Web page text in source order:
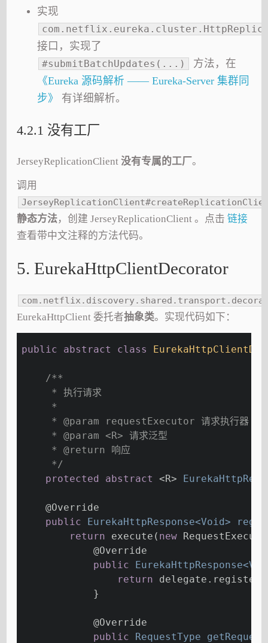
实现
接口，实现了
#submitBatchUpdates(...)
方法，在
《Eureka 源码解析 —— Eureka-Server 集群同
步》
有详细解析。
4.2.1 没有工厂
JerseyReplicationClient没有专属的工厂。
调用
静态方法，创建 JerseyReplicationClient 。点击链接
查看带中文注释的方法代码。
5. EurekaHttpClientDecorator
EurekaHttpClient 委托者抽象类。实现代码如下：
public abstract class
/**
     * 执行请求
     *
     *
@param requestExecutor 请求执行器
     *
@param <R> 请求泛型
     *
@return 响应
     */
protected
abstract <R>
@Override
public EurekaHttpResponse<Void>
return execute( new
@Override
public
return
            }
@Override
public RequestType